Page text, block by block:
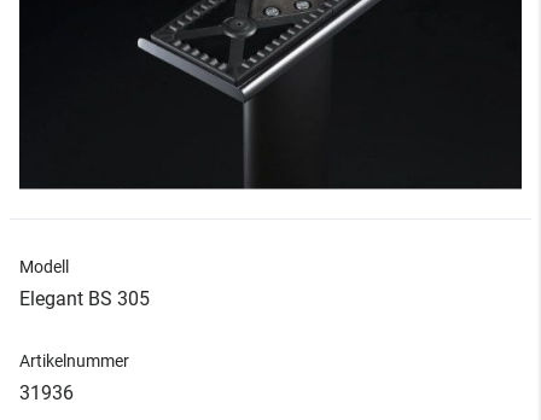
Modell
Elegant BS 305
Artikelnummer
31936